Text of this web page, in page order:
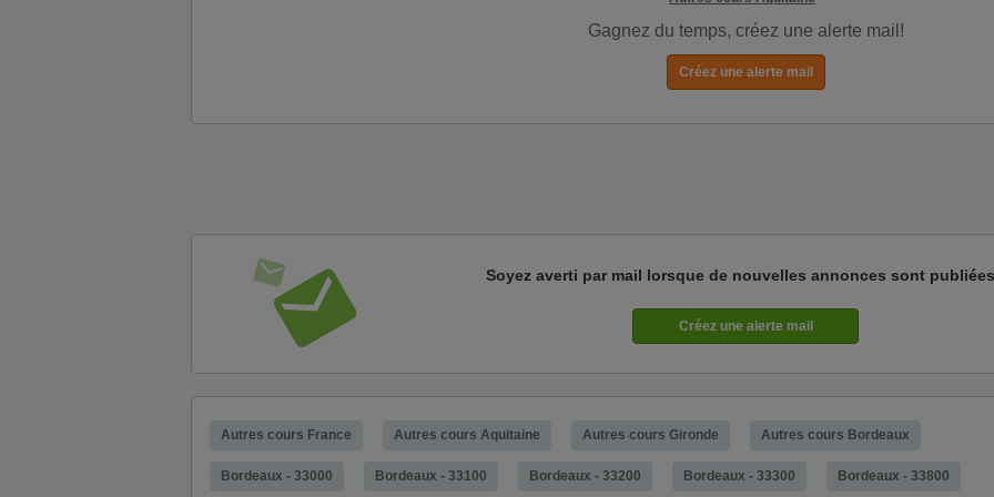
Gagnez du temps, créez une alerte mail!
Soyez averti par mail lorsque de nouvelles annonces sont
Autres cours France Autres cours Aquitaine Autres cours Gironde Autres cours Bordeaux
Bordeaux - 33000 Bordeaux - 33100 Bordeaux - 33200 Bordeaux - 33300 Bordeaux - 33800